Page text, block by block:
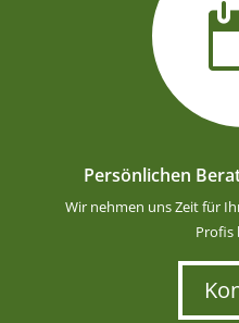
Persönlichen
Wir nehmen uns Zeit für
Profis